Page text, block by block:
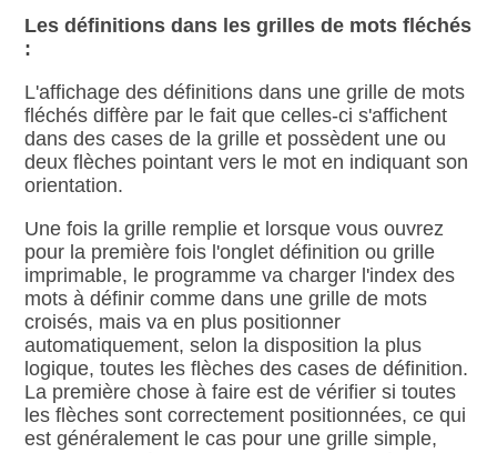
Les définitions dans les grilles de mots fléchés
:
L'affichage des définitions dans une grille de mots
fléchés diffère par le fait que celles‑ci s'affichent
dans des cases de la grille et possèdent une ou
deux flèches pointant vers le mot en indiquant son
orientation.
Une fois la grille remplie et lorsque vous ouvrez
pour la première fois l'onglet définition ou grille
imprimable, le programme va charger l'index des
mots à définir comme dans une grille de mots
croisés, mais va en plus positionner
automatiquement, selon la disposition la plus
logique, toutes les flèches des cases de définition.
La première chose à faire est de vérifier si toutes
les flèches sont correctement positionnées, ce qui
est généralement le cas pour une grille simple,